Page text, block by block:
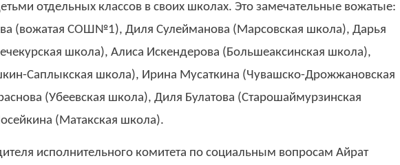
отдельных классов в своих школах. Это замечательные вожатые:
(вожатая СОШ№1), Диля Сулейманова (Марсовская школа), Дарья
школа), Алиса Искендерова (Большеаксинская школа),
Саплыкская школа), Ирина Мусаткина (Чувашско-Дрожжановская
(Убеевская школа), Диля Булатова (Старошаймурзинская
(Матакская школа).
исполнительного комитета по социальным вопросам Айрат